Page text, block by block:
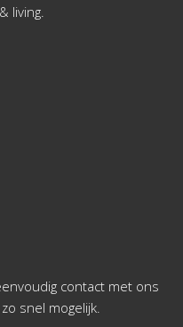
living.
contact met ons
snel mogelijk.